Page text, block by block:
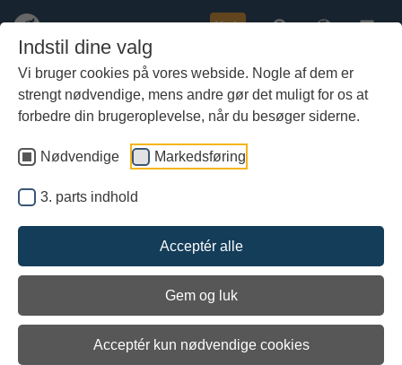
Indstil dine valg
Vi bruger cookies på vores webside. Nogle af dem er
strengt nødvendige, mens andre gør det muligt for os at
forbedre din brugeroplevelse, når du besøger siderne.
Nødvendige Markedsføring
3. parts indhold
Acceptér alle
Gem og luk
Acceptér kun nødvendige cookies
indhold
Køb
Helge Ask sommertogt 2024
Indlæs 3. parts indhold